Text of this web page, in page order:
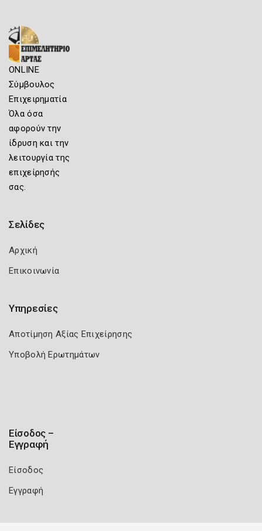
ONLINE
Σύμβουλος
Επιχειρηματία
Όλα όσα
αφορούν την
ίδρυση και την
λειτουργία της
επιχείρησής
σας.
Σελίδες
Αρχική
Επικοινωνία
Υπηρεσίες
Αποτίμηση Αξίας Επιχείρησης
Υποβολή Ερωτημάτων
Είσοδος –
Εγγραφή
Είσοδος
Εγγραφή